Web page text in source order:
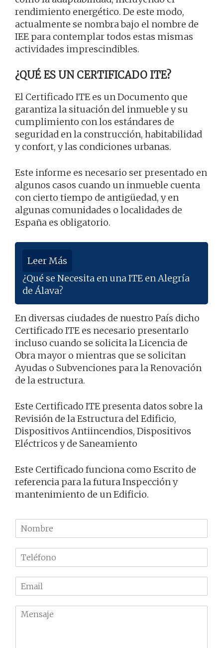
rendimiento energético. De este modo,
actualmente se nombra bajo el nombre de
IEE para contemplar todos estas mismas
actividades imprescindibles.
¿QUÉ ES UN CERTIFICADO ITE?
El Certificado ITE es un Documento que
garantiza la situación del inmueble y su
cumplimiento con los estándares de
seguridad en la construcción, habitabilidad
y confort, y las condiciones urbanas.
Este informe es necesario ser presentado en
algunos casos cuando un inmueble cuenta
con cierto tiempo de antigüedad, y en
algunas comunidades o localidades de
España es obligatorio.
Leer Más
¿Qué se Necesita en una ITE en Alegría
de Álava?
En diversas ciudades de nuestro País dicho
Certificado ITE es necesario presentarlo
incluso cuando se solicita la Licencia de
Obra mayor o mientras que se solicitan
Ayudas o Subvenciones para la Renovación
de la estructura.
Este Certificado ITE presenta datos sobre la
Revisión de la Estructura del Edificio,
Dispositivos Antiincendios, Dispositivos
Eléctricos y de Saneamiento
Este Certificado funciona como Escrito de
referencia para la futura Inspección y
mantenimiento de un Edificio.
N
o
m
r
e
l
f
m
a
M